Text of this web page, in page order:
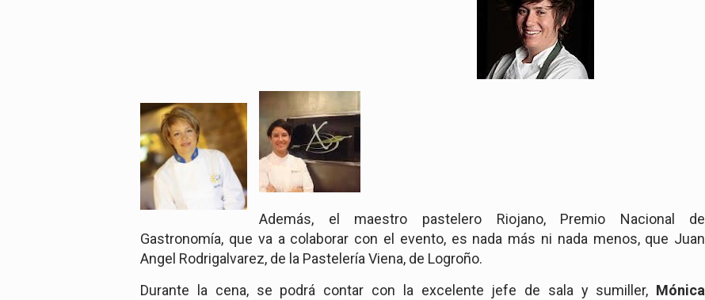
Además, el maestro pastelero Riojano, Premio Nacional de
Gastronomía, que va a colaborar con el evento, es nada más ni nada menos, que Juan
Angel Rodrigalvarez, de la Pastelería Viena, de Logroño.
Durante la cena, se podrá contar con la excelente jefe de sala y sumiller, Mónica